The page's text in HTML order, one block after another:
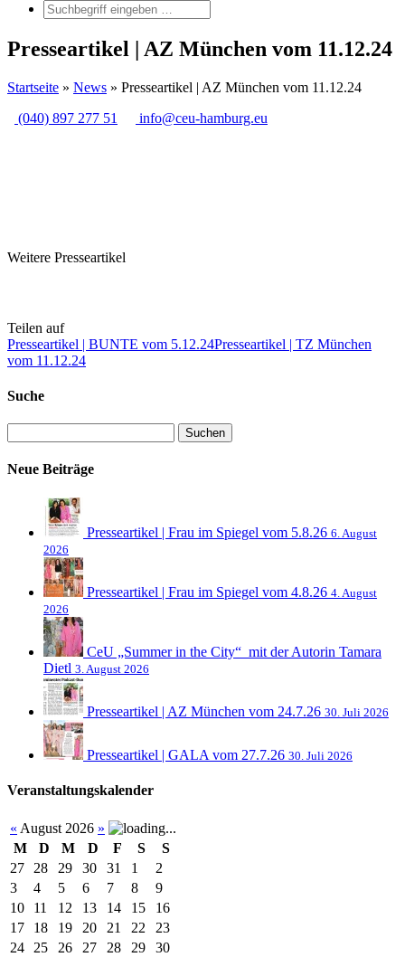
Presseartikel | AZ München vom 11.12.24
Startseite » News » Presseartikel | AZ München vom 11.12.24
(040) 897 277 51
info@ceu-hamburg.eu
Weitere Presseartikel
Teilen auf
Presseartikel | BUNTE vom 5.12.24Presseartikel | TZ München
vom 11.12.24
Suche
Neue Beiträge
Presseartikel | Frau im Spiegel vom 5.8.26 6. August
2026
Presseartikel | Frau im Spiegel vom 4.8.26 4. August
2026
CeU „Summer in the City“ mit der Autorin Tamara
Dietl 3. August 2026
Presseartikel | AZ München vom 24.7.26 30. Juli 2026
Presseartikel | GALA vom 27.7.26 30. Juli 2026
Veranstaltungskalender
« August 2026 »
M
D M D F S
S
27
28 29 30 31 1
2
3
4 5 6 7 8
9
10
11 12 13 14 15
16
17
18 19 20 21 22
23
24
25 26 27 28 29 30